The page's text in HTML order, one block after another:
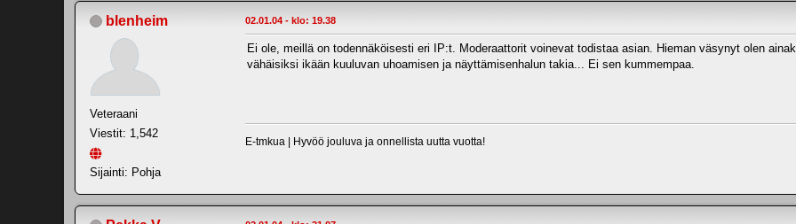
blenheim
Veteraani
Viestit: 1,542
Sijainti: Pohja
02.01.04 - klo: 19.38
Ei ole, meillä on todennäköisesti eri IP:t. Moderaattorit voinevat todistaa asian. Hieman väsynyt olen
vähäisiksi ikään kuuluvan uhoamisen ja näyttämisenhalun takia... Ei sen kummempaa.
E-tmkua | Hyvöö jouluva ja onnellista uutta vuotta!